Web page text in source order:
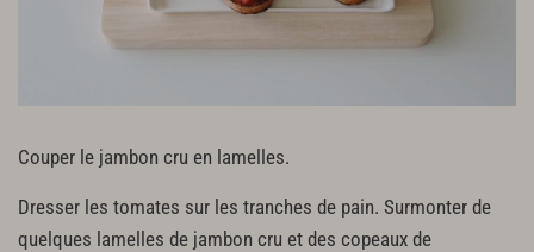
Couper le jambon cru en lamelles.
Dresser les tomates sur les tranches de pain. Surmonter de
quelques lamelles de jambon cru et des copeaux de